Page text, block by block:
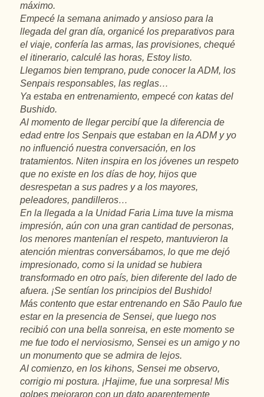
máximo.
Empecé la semana animado y ansioso para la
llegada del gran día, organicé los preparativos para
el viaje, confería las armas, las provisiones, chequé
el itinerario, calculé las horas, Estoy listo.
Llegamos bien temprano, pude conocer la ADM, los
Senpais responsables, las reglas…
Ya estaba en entrenamiento, empecé con katas del
Bushido.
Al momento de llegar percibí que la diferencia de
edad entre los Senpais que estaban en la ADM y yo
no influenció nuestra conversación, en los
tratamientos. Niten inspira en los jóvenes un respeto
que no existe en los días de hoy, hijos que
desrespetan a sus padres y a los mayores,
peleadores, pandilleros…
En la llegada a la Unidad Faria Lima tuve la misma
impresión, aún con una gran cantidad de personas,
los menores mantenían el respeto, mantuvieron la
atención mientras conversábamos, lo que me dejó
impresionado, como si la unidad se hubiera
transformado en otro país, bien diferente del lado de
afuera. ¡Se sentían los principios del Bushido!
Más contento que estar entrenando en São Paulo fue
estar en la presencia de Sensei, que luego nos
recibió con una bella sonreisa, en este momento se
me fue todo el nerviosismo, Sensei es un amigo y no
un monumento que se admira de lejos.
Al comienzo, en los kihons, Sensei me observo,
corrigio mi postura. ¡Hajime, fue una sorpresa! Mis
golpes mejoraron con un dato aparentemente